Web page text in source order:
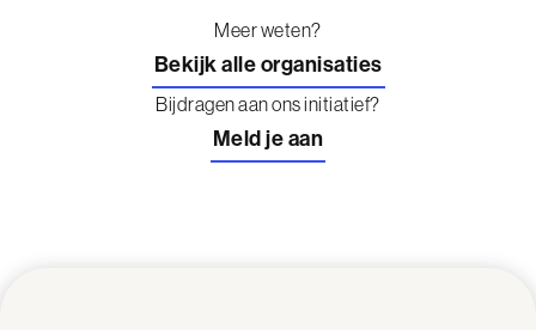
Meer weten?
Bekijk alle organisaties
Bijdragen aan ons initiatief?
Meld je aan